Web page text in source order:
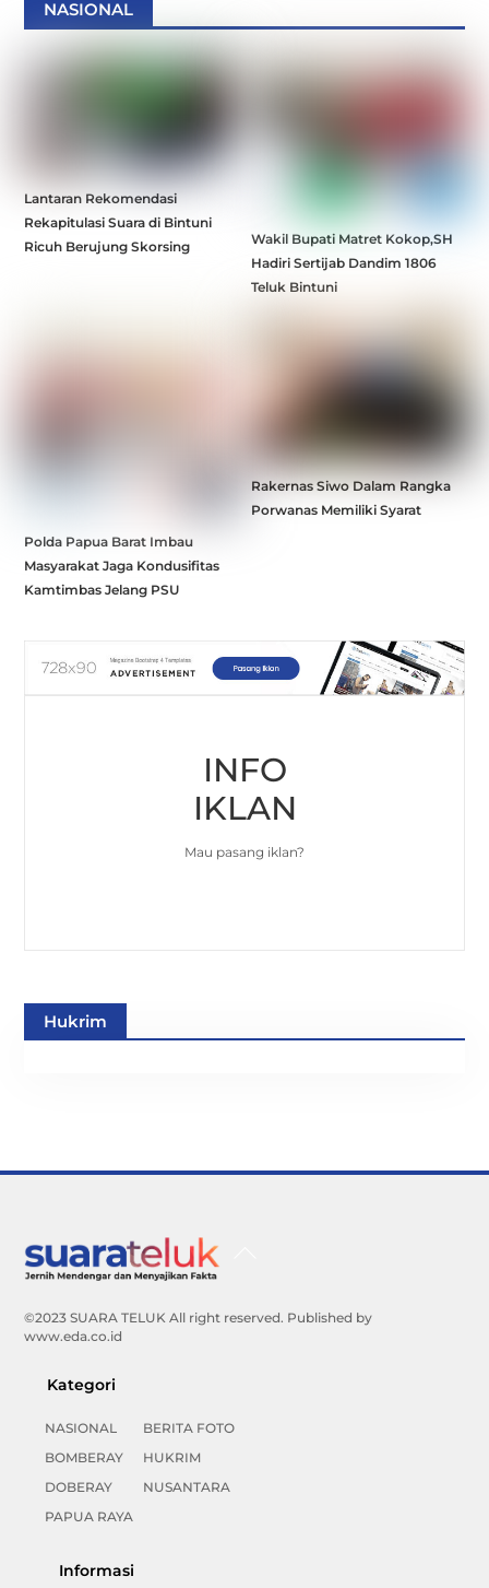
NASIONAL
Lantaran Rekomendasi
Rekapitulasi Suara di Bintuni
Ricuh Berujung Skorsing
Wakil Bupati Matret Kokop,SH
Hadiri Sertijab Dandim 1806
Teluk Bintuni
Polda Papua Barat Imbau
Masyarakat Jaga Kondusifitas
Kamtimbas Jelang PSU
Rakernas Siwo Dalam Rangka
Porwanas Memiliki Syarat
INFO
IKLAN
Mau pasang iklan?
Hukrim
©2023 SUARA TELUK All right reserved. Published by
www.eda.co.id
Kategori
NASIONAL
BOMBERAY
DOBERAY
PAPUA RAYA
BERITA FOTO
HUKRIM
NUSANTARA
Informasi